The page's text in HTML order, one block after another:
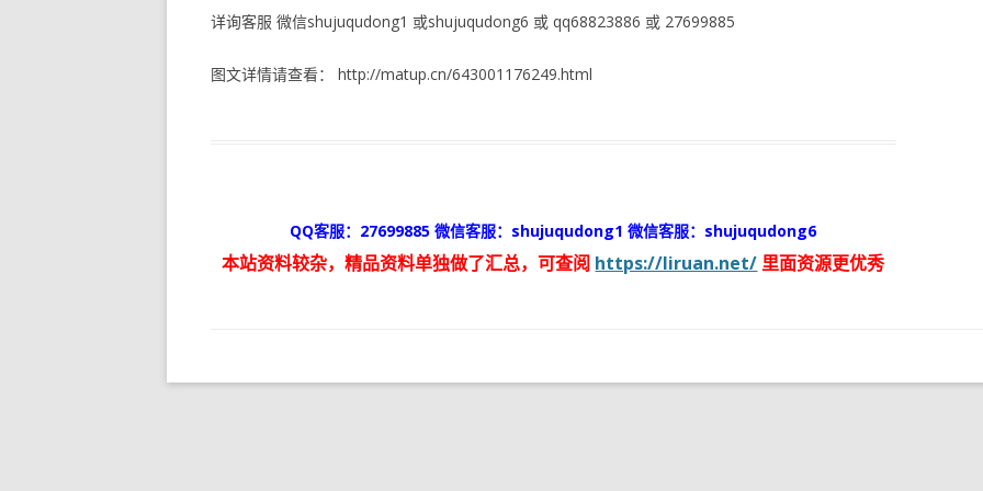
详询客服 微信shujuqudong1 或shujuqudong6 或 qq68823886 或 27699885
图文详情请查看： http://matup.cn/643001176249.html
QQ客服：27699885 微信客服：shujuqudong1 微信客服：shujuqudong6
本站资料较杂，精品资料单独做了汇总，可查阅 https://liruan.net/ 里面资源更优秀